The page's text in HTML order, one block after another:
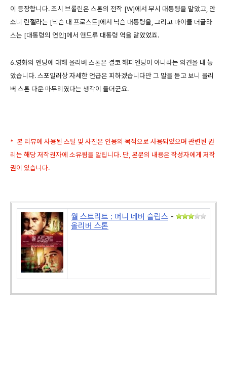
이 등장합니다. 조시 브롤린은 스톤의 전작 [W]에서 부시 대통령을 맡았고, 안
소니 란젤라는 [닉슨 대 프로스트]에서 닉슨 대통령을, 그리고 마이클 더글라
스는 [대통령의 연인]에서 앤드류 대통령 역을 맡았었죠.
6.영화의 엔딩에 대해 올리버 스톤은 결코 해피엔딩이 아니라는 의견을 내 놓
았습니다. 스포일러상 자세한 언급은 피하겠습니다만 그 말을 듣고 보니 올리
버 스톤 다운 마무리였다는 생각이 들더군요.
* 본 리뷰에 사용된 스틸 및 사진은 인용의 목적으로 사용되었으며 관련된 권
리는 해당 저작권자에 소유됨을 알립니다. 단, 본문의 내용은 작성자에게 저작
권이 있습니다.
월 스트리트 : 머니 네버 슬립스 -
올리버 스톤